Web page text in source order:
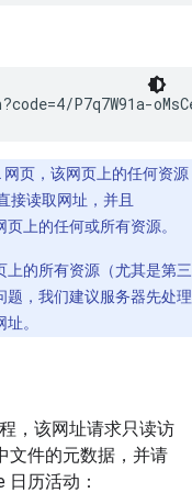
P7q7W91a-
网页，该网页上的任何资源
接读取网址，并且
上的任何或所有资源。
的所有资源（尤其是第三
，我们建议服务器先处理
。
，该网址请求只读访
文件的元数据，并请
历活动：